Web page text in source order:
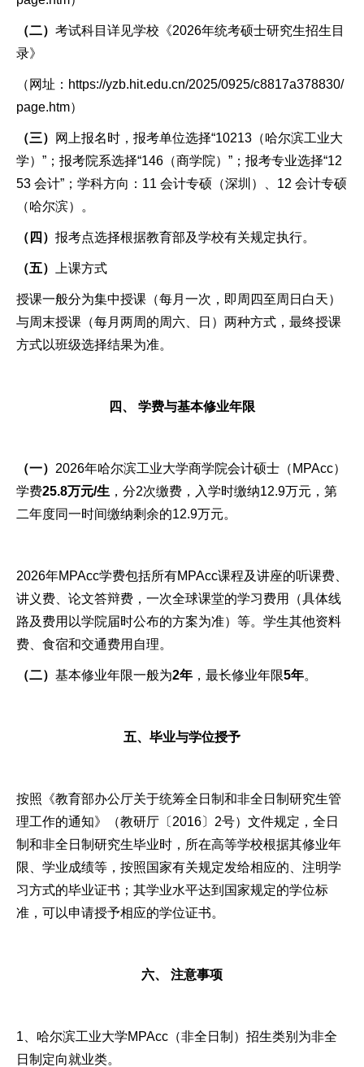
（二） 考试科目详见学校《2026年统考硕士研究生招生目
录》
（网址：https://yzb.hit.edu.cn/2025/0925/c8817a378830/
page.htm）
（三）
网上报名时，报考单位选择“10213（哈尔滨工业大
学）”；报考院系选择“146（商学院）”；报考专业选择“12
53 会计”；学科方向：11 会计专硕（深圳）、12 会计专硕
（哈尔滨）。
（四） 报考点选择根据教育部及学校有关规定执行。
（五） 上课方式
授课一般分为集中授课（每月一次，即周四至周日白天）
与周末授课（每月两周的周六、日）两种方式，最终授课
方式以班级选择结果为准。
四、 学费与基本修业年限
（一） 2026年哈尔滨工业大学商学院会计硕士（MPAcc）
学费25.8万元/生 ，分2次缴费，入学时缴纳12.9万元，第
二年度同一时间缴纳剩余的12.9万元。
2026年MPAcc学费包括所有MPAcc课程及讲座的听课费、
讲义费、论文答辩费，一次全球课堂的学习费用（具体线
路及费用以学院届时公布的方案为准）等。学生其他资料
费、食宿和交通费用自理。
（二） 基本修业年限一般为2年，最长修业年限5年。
五、毕业与学位授予
按照《教育部办公厅关于统筹全日制和非全日制研究生管
理工作的通知》（教研厅〔2016〕2号）文件规定，全日
制和非全日制研究生毕业时，所在高等学校根据其修业年
限、学业成绩等，按照国家有关规定发给相应的、注明学
习方式的毕业证书；其学业水平达到国家规定的学位标
准，可以申请授予相应的学位证书。
六、 注意事项
1、哈尔滨工业大学MPAcc（非全日制）招生类别为非全
日制定向就业类。